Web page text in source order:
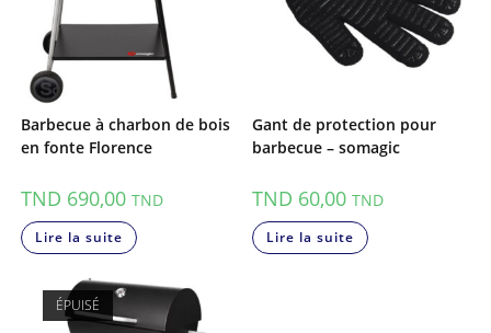
Barbecue à charbon de bois
en fonte Florence
TND 690,00 TND
Lire la suite
Gant de protection pour
barbecue – somagic
TND 60,00 TND
Lire la suite
ÉPUISÉ